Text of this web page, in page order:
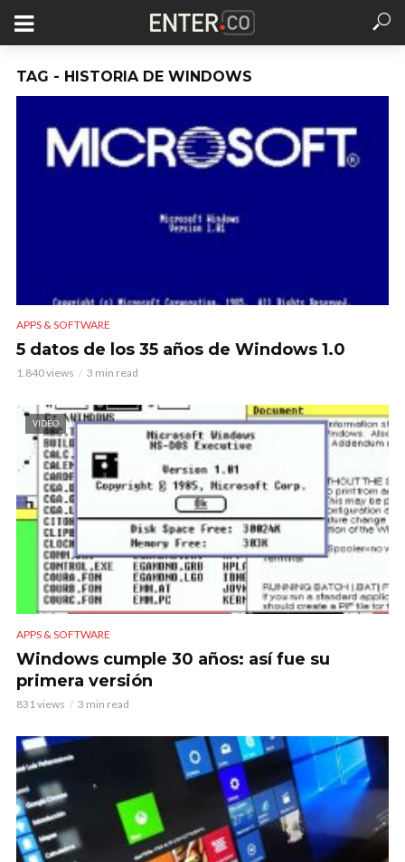
TAG - HISTORIA DE WINDOWS
APPS & SOFTWARE
5 datos de los 35 años de Windows 1.0
1.840 views 3 min read
VIDEO
APPS & SOFTWARE
Windows cumple 30 años: así fue su
primera versión
831 views 3 min read